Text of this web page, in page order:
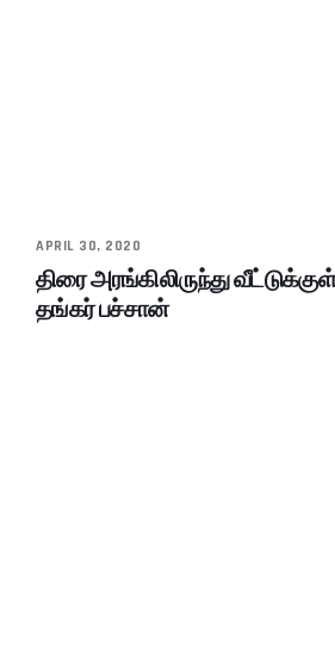
APRIL 30, 2020
திரை அரங்கிலிருந்து
தங்கர் பச்சான்